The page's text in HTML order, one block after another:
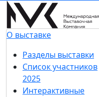
О выставке
Разделы выставки
Список участников
2025
Интерактивные